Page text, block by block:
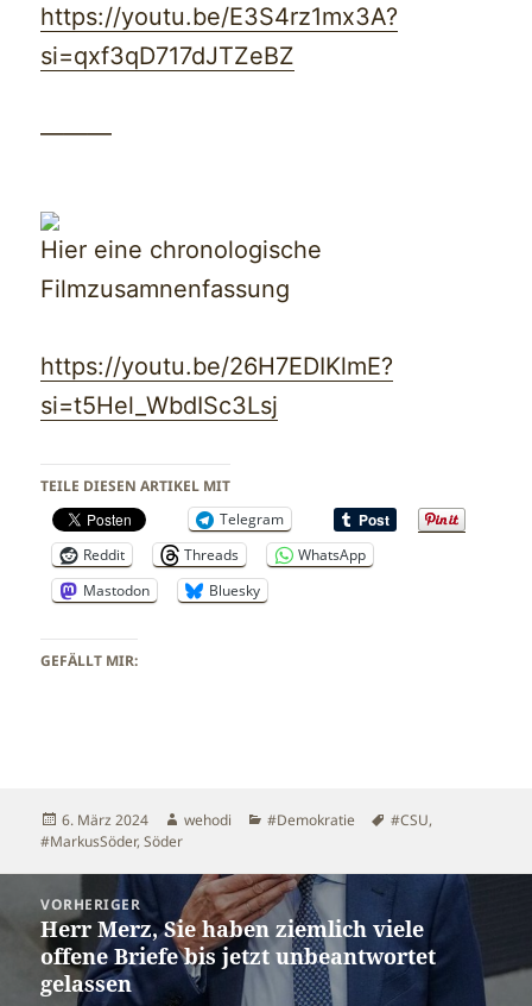
https://youtu.be/E3S4rz1mx3A?
si=qxf3qD717dJTZeBZ
———
Hier eine chronologische
Filmzusamnenfassung
https://youtu.be/26H7EDIKlmE?
si=t5Hel_WbdISc3Lsj
TEILE DIESEN ARTIKEL MIT
Telegram
Reddit
Threads
WhatsApp
Mastodon
Bluesky
GEFÄLLT MIR:
Veröffentlicht
am
6. März 2024 Autor
wehodi Kategorien
#Demokratie Schlagwörter
#CSU,
#MarkusSöder,Söder
Beitragsnavigation
VORHERIGER
Vorheriger
Beitrag:
Herr Merz, Sie haben ziemlich viele
offene Briefe bis jetzt unbeantwortet
gelassen